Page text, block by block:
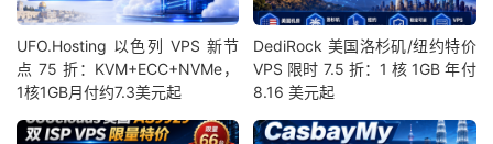
UFO.Hosting 以色列 VPS 新节
点 75 折：KVM+ECC+NVMe，
1核1GB月付约7.3美元起
DediRock 美国洛杉矶/纽约特价
VPS 限时 7.5 折：1 核 1GB 年付
8.16 美元起